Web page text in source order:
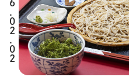
6
.
0
2
.
0
2